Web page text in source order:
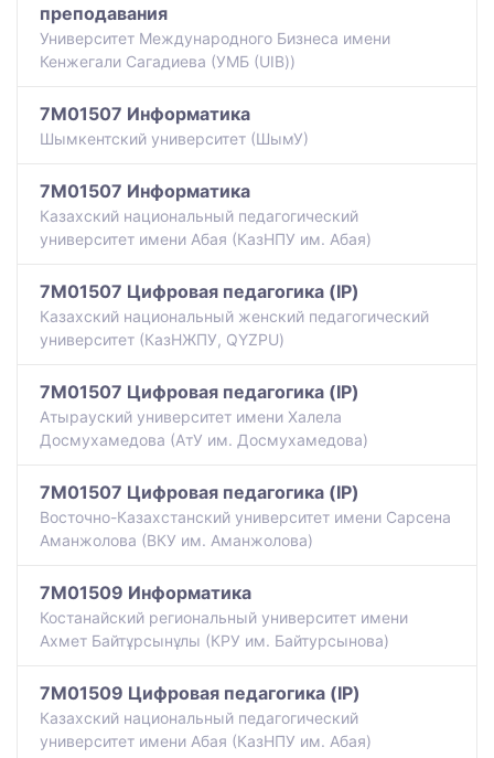
преподавания
Университет Международного Бизнеса имени
Кенжегали Сагадиева (УМБ (UIB))
7M01507 Информатика
Шымкентский университет (ШымУ)
7M01507 Информатика
Казахский национальный педагогический
университет имени Абая (КазНПУ им. Абая)
7M01507 Цифровая педагогика (IP)
Казахский национальный женский педагогический
университет (КазНЖПУ, QYZPU)
7M01507 Цифровая педагогика (IP)
Атырауский университет имени Халела
Досмухамедова (АтУ им. Досмухамедова)
7M01507 Цифровая педагогика (IP)
Восточно-Казахстанский университет имени Сарсена
Аманжолова (ВКУ им. Аманжолова)
7M01509 Информатика
Костанайский региональный университет имени
Ахмет Байтұрсынұлы (КРУ им. Байтурсынова)
7M01509 Цифровая педагогика (IP)
Казахский национальный педагогический
университет имени Абая (КазНПУ им. Абая)